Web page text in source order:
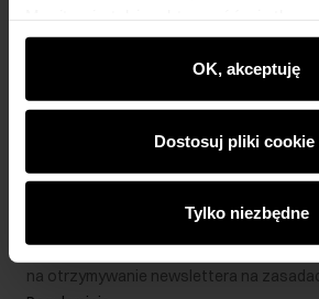
wyświetlać im dopasowane do ich
rekomendacje oraz komunikaty
najnowszych promocjach w e-sklepie.
partnerom społecznościowym,
analitycznym. Partnerzy mogą
podczas korzystania z ich usług.
OK, akceptuję
Dostosuj pliki cookie
Tylko niezbędne
Wprowadzając i zatwierdzając swoje
na otrzymywanie newslettera na